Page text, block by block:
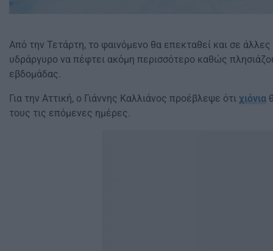
Από την Τετάρτη, το φαινόμενο θα επεκταθεί και σε
υδράργυρο να πέφτει ακόμη περισσότερο καθώς
εβδομάδας.
Για την Αττική, ο Γιάννης Καλλιάνος προέβλεψε ότι χιόνια
τους τις επόμενες ημέρες.